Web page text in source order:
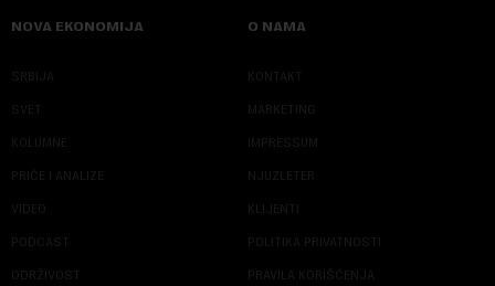
NOVA EKONOMIJA
SRBIJA
SVET
KOLUMNE
PRIČE I ANALIZE
VIDEO
PODCAST
ODRŽIVOST
O NAMA
KONTAKT
MARKETING
IMPRESSUM
NJUZLETER
KLIJENTI
POLITIKA PRIVATNOSTI
PRAVILA KORIŠĆENJA